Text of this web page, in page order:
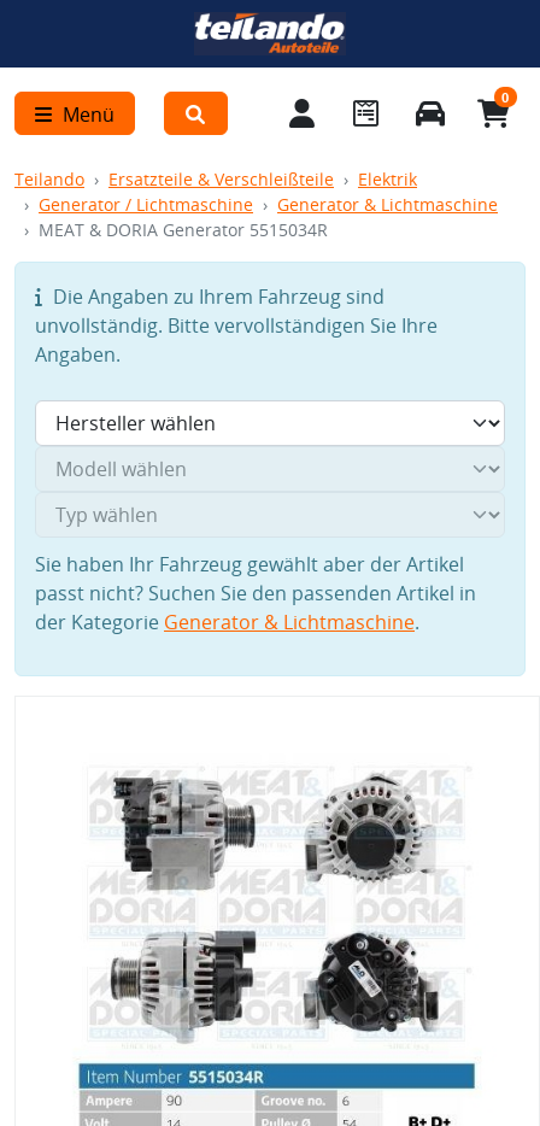
Menü
0
Teilando Ersatzteile & Verschleißteile
Elektrik
Generator / Lichtmaschine
Generator & Lichtmaschine
MEAT & DORIA Generator 5515034R
Die Angaben zu Ihrem Fahrzeug sind
unvollständig. Bitte vervollständigen Sie Ihre
Angaben.
Sie haben Ihr Fahrzeug gewählt aber der Artikel
passt nicht? Suchen Sie den passenden Artikel in
der Kategorie Generator & Lichtmaschine.